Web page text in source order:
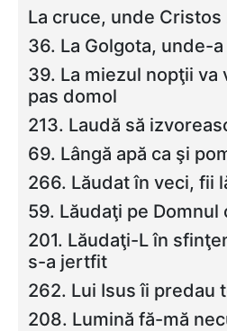
La cruce, unde Cristos
36. La Golgota, unde-
39. La miezul nopţii va
pas domol
213. Laudă să
69. Lângă apă ca şi
266. Lăudat în veci, fii
59. Lăudaţi pe Domnul
201. Lăudaţi-L în
s-a jertfit
262. Lui Isus îi predau
208. Lumină fă-mă